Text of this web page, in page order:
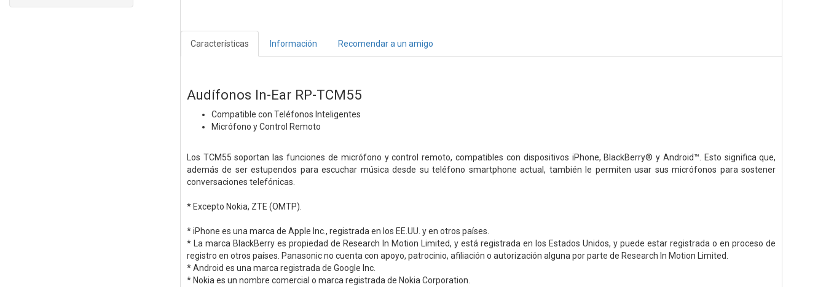
Características Información Recomendar a un amigo
Audífonos In-Ear RP-TCM55
Compatible con Teléfonos Inteligentes
Micrófono y Control Remoto
Los TCM55 soportan las funciones de micrófono y control remoto, compatibles con dispositivos iPhone, BlackBerry® y Android™. Esto significa que,
además de ser estupendos para escuchar música desde su teléfono smartphone actual, también le permiten usar sus micrófonos para sostener
conversaciones telefónicas.
* Excepto Nokia, ZTE (OMTP).
* iPhone es una marca de Apple Inc., registrada en los EE.UU. y en otros países.
* La marca BlackBerry es propiedad de Research In Motion Limited, y está registrada en los Estados Unidos, y puede estar registrada o en proceso de
registro en otros países. Panasonic no cuenta con apoyo, patrocinio, afiliación o autorización alguna por parte de Research In Motion Limited.
* Android es una marca registrada de Google Inc.
* Nokia es un nombre comercial o marca registrada de Nokia Corporation.